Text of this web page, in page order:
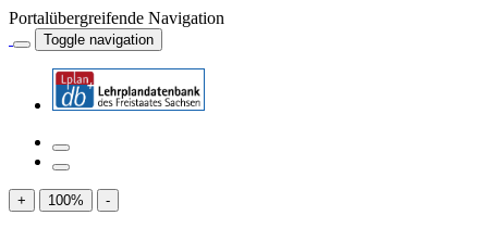
Portalübergreifende Navigation
Toggle navigation
+ 100% -